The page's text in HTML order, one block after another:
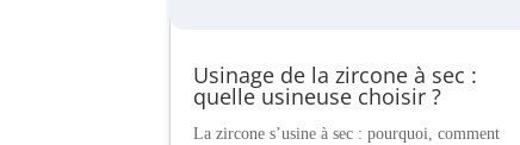
Usinage de la zircone à sec :
quelle usineuse choisir ?
La zircone s’usine à sec : pourquoi, comment